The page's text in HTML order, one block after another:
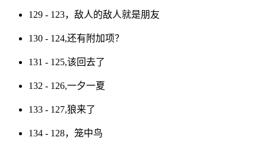
129 - 123，敌人的敌人就是朋友
130 - 124,还有附加项？
131 - 125,该回去了
132 - 126,一夕一夏
133 - 127,狼来了
134 - 128，笼中鸟